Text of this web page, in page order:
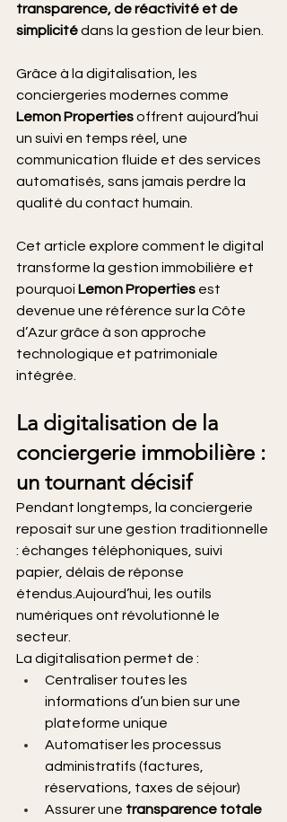
transparence, de réactivité et de
simplicité dans la gestion de leur bien.
Grâce à la digitalisation, les
conciergeries modernes comme
Lemon Properties offrent aujourd’hui
un suivi en temps réel, une
communication fluide et des services
automatisés, sans jamais perdre la
qualité du contact humain.
Cet article explore comment le digital
transforme la gestion immobilière et
pourquoi Lemon Properties est
devenue une référence sur la Côte
d’Azur grâce à son approche
technologique et patrimoniale
intégrée.
La digitalisation de la
conciergerie immobilière :
un tournant décisif
Pendant longtemps, la conciergerie
reposait sur une gestion traditionnelle
: échanges téléphoniques, suivi
papier, délais de réponse
étendus.Aujourd’hui, les outils
numériques ont révolutionné le
secteur.
La digitalisation permet de :
Centraliser toutes les
informations d’un bien sur une
plateforme unique
Automatiser les processus
administratifs (factures,
réservations, taxes de séjour)
Assurer une transparence totale